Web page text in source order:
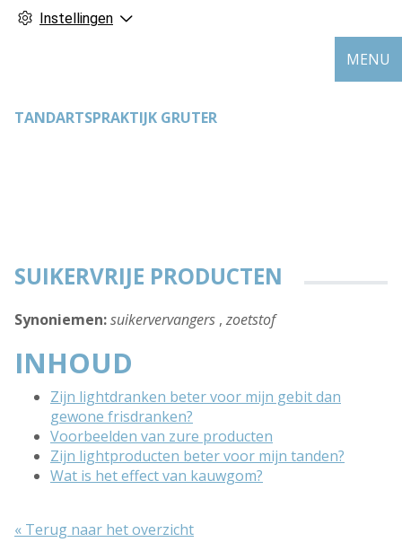
Instellingen
TANDARTSPRAKTIJK GRUTER
MENU
SUIKERVRIJE PRODUCTEN
Synoniemen:suikervervangers , zoetstof
INHOUD
Zijn lightdranken beter voor mijn gebit dan
gewone frisdranken?
Voorbeelden van zure producten
Zijn lightproducten beter voor mijn tanden?
Wat is het effect van kauwgom?
« Terug naar het overzicht